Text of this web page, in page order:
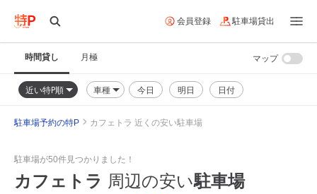
会員登録 駐車場貸出
時間貸し 月極
近い特P順 車種 今日 明日 日付
マップ
駐車場予約の特P カフェトラ 近くの安い駐車場
駐車場が50件見つかりました！
カフェトラ 周辺の安い駐車場